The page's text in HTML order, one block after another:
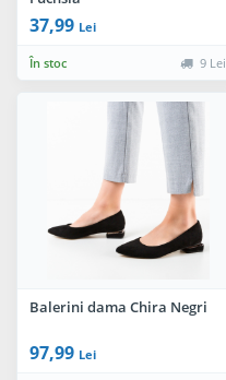
37,99 Lei
În stoc 9 Lei
Balerini dama Chira Negri
97,99 Lei